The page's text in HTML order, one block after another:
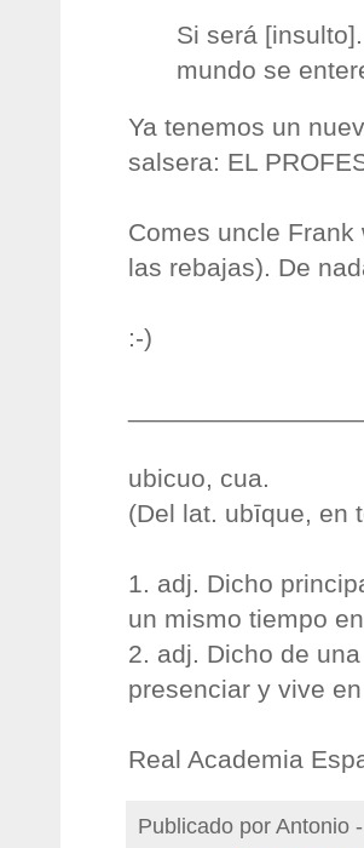
Si será
mundo se
Ya tenemos un
salsera: EL
Comes uncle
las rebajas). De
:-)
ubicuo, cua.
(Del lat. ubīque, en
1. adj. Dicho
un mismo tiempo
2. adj. Dicho de
presenciar y vive
Real Academia
Publicado porAntonio